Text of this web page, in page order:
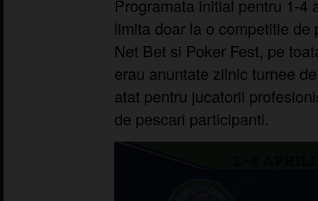
Programata initial pentru 1-4
limita doar la o competitie
Net Bet si Poker Fest, pe
erau anuntate zilnic turnee
atat pentru jucatorii
de pescari participanti.